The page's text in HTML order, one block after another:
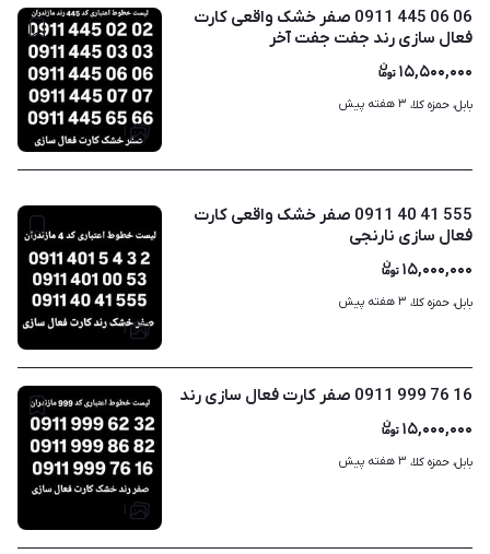
۱
06 06 445 0911 صفر خشک واقعی کارت
فعال سازی رند جفت جفت آخر
۱۵,۵۰۰,۰۰۰
بابل، حمزه کلا، ۳ هفته پیش
۱
555 41 40 0911 صفر خشک واقعی کارت
فعال سازی نارنجی
۱۵,۰۰۰,۰۰۰
بابل، حمزه کلا، ۳ هفته پیش
۱
16 76 999 0911 صفر کارت فعال سازی رند
۱۵,۰۰۰,۰۰۰
بابل، حمزه کلا، ۳ هفته پیش